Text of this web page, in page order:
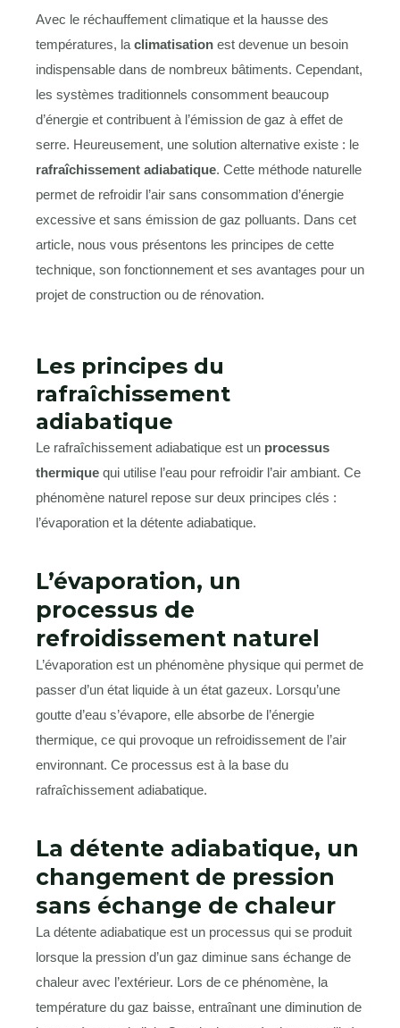
Avec le réchauffement climatique et la hausse des
températures, la climatisation est devenue un besoin
indispensable dans de nombreux bâtiments. Cependant,
les systèmes traditionnels consomment beaucoup
d’énergie et contribuent à l’émission de gaz à effet de
serre. Heureusement, une solution alternative existe : le
rafraîchissement adiabatique. Cette méthode naturelle
permet de refroidir l’air sans consommation d’énergie
excessive et sans émission de gaz polluants. Dans cet
article, nous vous présentons les principes de cette
technique, son fonctionnement et ses avantages pour un
projet de construction ou de rénovation.
Les principes du
rafraîchissement
adiabatique
Le rafraîchissement adiabatique est un processus
thermique qui utilise l’eau pour refroidir l’air ambiant. Ce
phénomène naturel repose sur deux principes clés :
l’évaporation et la détente adiabatique.
L’évaporation, un
processus de
refroidissement naturel
L’évaporation est un phénomène physique qui permet de
passer d’un état liquide à un état gazeux. Lorsqu’une
goutte d’eau s’évapore, elle absorbe de l’énergie
thermique, ce qui provoque un refroidissement de l’air
environnant. Ce processus est à la base du
rafraîchissement adiabatique.
La détente adiabatique, un
changement de pression
sans échange de chaleur
La détente adiabatique est un processus qui se produit
lorsque la pression d’un gaz diminue sans échange de
chaleur avec l’extérieur. Lors de ce phénomène, la
température du gaz baisse, entraînant une diminution de